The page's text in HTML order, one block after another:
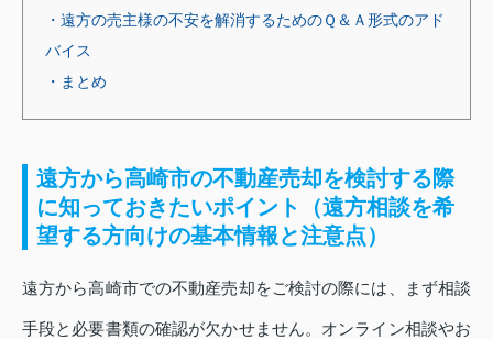
・遠方の売主様の不安を解消するためのＱ＆Ａ形式のアド
バイス
・まとめ
遠方から高崎市の不動産売却を検討する際
に知っておきたいポイント（遠方相談を希
望する方向けの基本情報と注意点）
遠方から高崎市での不動産売却をご検討の際には、まず相談
手段と必要書類の確認が欠かせません。オンライン相談やお